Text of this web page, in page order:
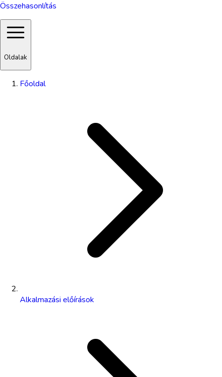
Összehasonlítás
Oldalak
Főoldal
Alkalmazási előírások